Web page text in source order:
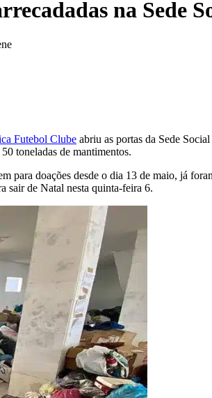
na Sede
Futebol Clube abriu as portas da Sede
toneladas de mantimentos.
doações desde o dia 13 de maio, já
sair de Natal nesta quinta-feira 6.